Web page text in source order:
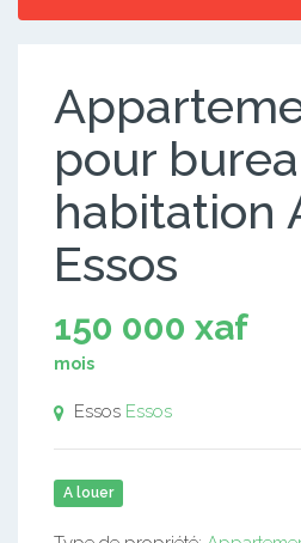
pour
habitation
Essos
150 000 xaf
mois
Essos Essos
A louer